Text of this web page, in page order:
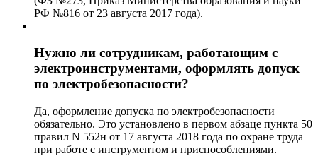
РФ №816 от 23 августа 2017 года).
Нужно ли сотрудникам, работающим с
электроинструментами, оформлять допуск
по электробезопасности?
Да, оформление допуска по электробезопасности
обязательно. Это установлено в первом абзаце пункта 50
правил N 552н от 17 августа 2018 года по охране труда
при работе с инструментом и приспособлениями.